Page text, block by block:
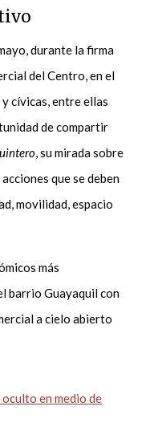
durante la firma
del Centro, en el
cívicas, entre ellas
de compartir
, su mirada sobre
que se deben
movilidad, espacio
más
barrio Guayaquil con
a cielo abierto
en medio de